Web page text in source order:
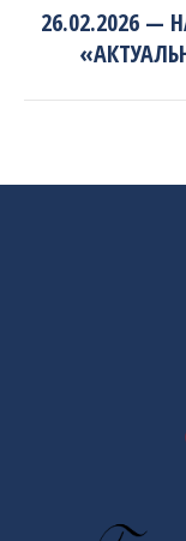
26.02.2026 —